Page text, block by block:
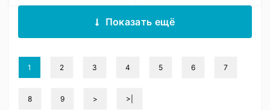
Показать ещё
1 2 3 4 5 6 7
8 9 > >|